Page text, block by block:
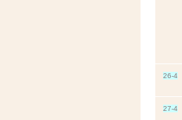
26-4
27-4